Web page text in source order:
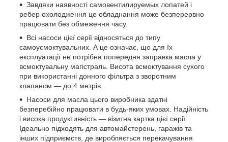
Завдяки наявності самовентилируемых лопатей і
ребер охолодження це обладнання може безперервно
працювати без обмеження часу.
Всі насоси цієї серії відносяться до типу
самоусмоктувальних. А це означає, що для їх
експлуатації не потрібна попередня заправка масла у
всмоктувальну магістраль. Висота всмоктування сухого
при використанні донного фільтра з зворотним
клапаном — до 4 метрів.
Насоси для масла цього виробника здатні
безперебійно працювати в будь-яких умовах. Надійність
і висока продуктивність — візитна картка цієї серії.
Ідеально підходять для автомайстерень, гаражів та
інших підприємств, де виробляється перекачування